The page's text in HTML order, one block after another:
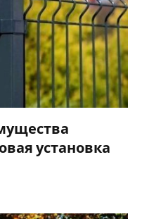
установка